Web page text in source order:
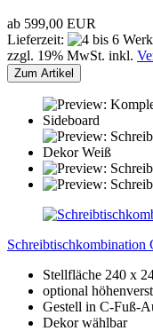
ab 599,00 EUR
Lieferzeit:
zzgl. 19% MwSt. inkl.
Zum Artikel
Schreibtischkombination
Stellfläche 240 x
optional
Gestell in C-Fuß-
Dekor wählbar